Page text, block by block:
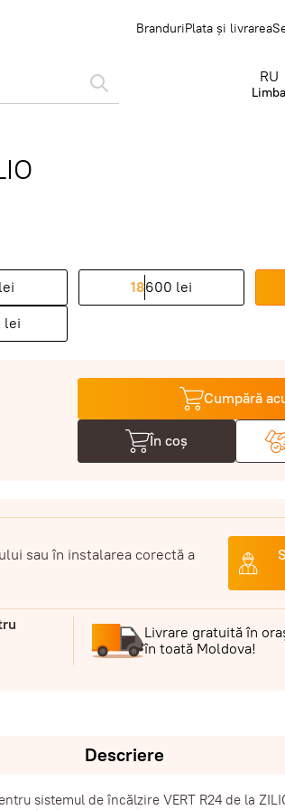
BranduriPlata și livrarea
RU
Limba
18600 lei
lei
Cumpără
În coș
sau în instalarea corectă a
Livrare gratuită în
în toată Moldova!
Descriere
sistemul de încălzire VERT R24 de la